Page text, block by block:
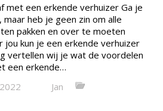
met een erkende verhuizer Ga je
heb je geen zin om alle
pakken en over te moeten
jou kun je een erkende verhuizer
vertellen wij je wat de voordelen
een erkende…
Jan